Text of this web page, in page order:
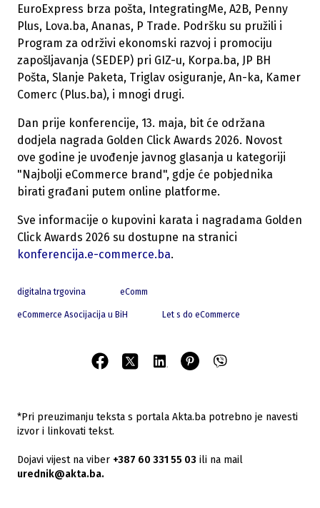
EuroExpress brza pošta, IntegratingMe, A2B, Penny
Plus, Lova.ba, Ananas, P Trade. Podršku su pružili i
Program za održivi ekonomski razvoj i promociju
zapošljavanja (SEDEP) pri GIZ-u, Korpa.ba, JP BH
Pošta, Slanje Paketa, Triglav osiguranje, An-ka, Kamer
Comerc (Plus.ba), i mnogi drugi.
Dan prije konferencije, 13. maja, bit će održana
dodjela nagrada Golden Click Awards 2026. Novost
ove godine je uvođenje javnog glasanja u kategoriji
"Najbolji eCommerce brand", gdje će pobjednika
birati građani putem online platforme.
Sve informacije o kupovini karata i nagradama Golden
Click Awards 2026 su dostupne na stranici
konferencija.e-commerce.ba.
digitalna trgovina eComm
eCommerce Asocijacija u BiH Let s do eCommerce
*Pri preuzimanju teksta s portala Akta.ba potrebno je navesti
izvor i linkovati tekst.
Dojavi vijest na viber +387 60 331 55 03 ili na mail
urednik@akta.ba.